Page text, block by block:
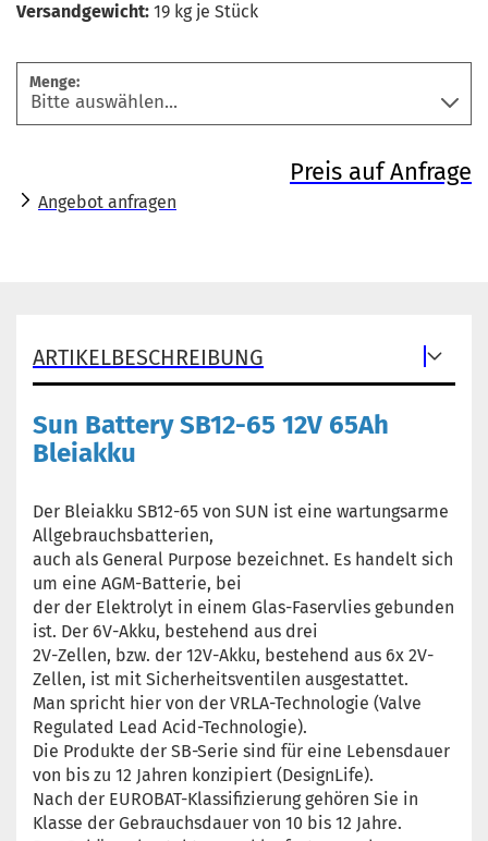
Versandgewicht: 19 kg je Stück
Menge:
Preis auf Anfrage
Angebot anfragen
ARTIKELBESCHREIBUNG
Sun Battery SB12-65 12V 65Ah
Bleiakku
Der Bleiakku SB12-65 von SUN ist eine wartungsarme
Allgebrauchsbatterien,
auch als General Purpose bezeichnet. Es handelt sich
um eine AGM-Batterie, bei
der der Elektrolyt in einem Glas-Faservlies gebunden
ist. Der 6V-Akku, bestehend aus drei
2V-Zellen, bzw. der 12V-Akku, bestehend aus 6x 2V-
Zellen, ist mit Sicherheitsventilen ausgestattet.
Man spricht hier von der VRLA-Technologie (Valve
Regulated Lead Acid-Technologie).
Die Produkte der SB-Serie sind für eine Lebensdauer
von bis zu 12 Jahren konzipiert (DesignLife).
Nach der EUROBAT-Klassifizierung gehören Sie in
Klasse der Gebrauchsdauer von 10 bis 12 Jahre.